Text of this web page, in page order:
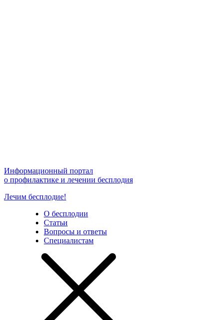
Информационный портал
о профилактике и лечении бесплодия
Лечим бесплодие!
О бесплодии
Статьи
Вопросы и ответы
Специалистам